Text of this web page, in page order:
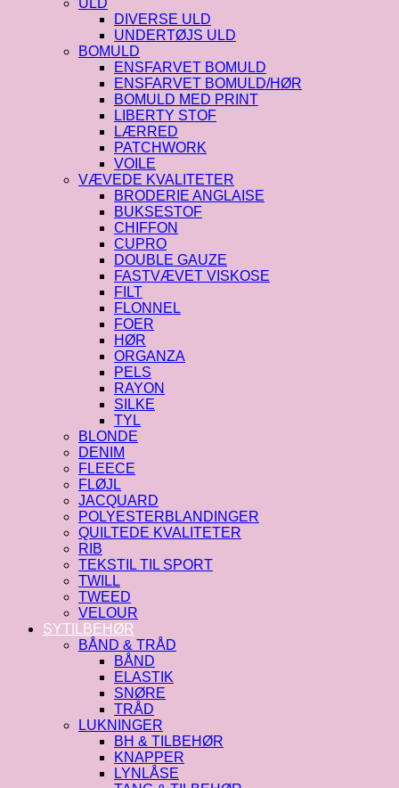
ULD
DIVERSE ULD
UNDERTØJS ULD
BOMULD
ENSFARVET BOMULD
ENSFARVET BOMULD/HØR
BOMULD MED PRINT
LIBERTY STOF
LÆRRED
PATCHWORK
VOILE
VÆVEDE KVALITETER
BRODERIE ANGLAISE
BUKSESTOF
CHIFFON
CUPRO
DOUBLE GAUZE
FASTVÆVET VISKOSE
FILT
FLONNEL
FOER
HØR
ORGANZA
PELS
RAYON
SILKE
TYL
BLONDE
DENIM
FLEECE
FLØJL
JACQUARD
POLYESTERBLANDINGER
QUILTEDE KVALITETER
RIB
TEKSTIL TIL SPORT
TWILL
TWEED
VELOUR
SYTILBEHØR
BÅND & TRÅD
BÅND
ELASTIK
SNØRE
TRÅD
LUKNINGER
BH & TILBEHØR
KNAPPER
LYNLÅSE